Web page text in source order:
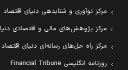
مرکز نوآوری و شتابدهی دنیای اقتصاد
مرکز پژوهش‌های مالی و اقتصادی
مرکز راه حل‌های رسانه‌ای دنیای اقتصاد
روزنامه انگلیسی Financial Tribune